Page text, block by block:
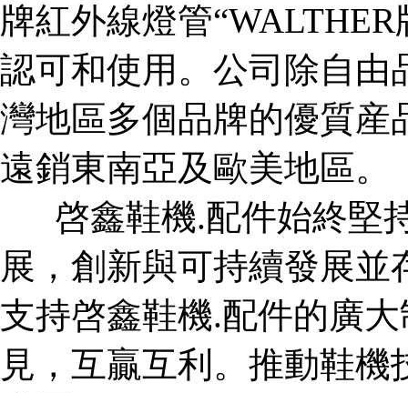
牌紅外線燈管“WALTHER
認可和使用。公司除自由
灣地區多個品牌的優質産
遠銷東南亞及歐美地區。
啓鑫鞋機.配件始終堅
展，創新與可持續發展
支持啓鑫鞋機.配件的廣
見，互贏互利。推動鞋